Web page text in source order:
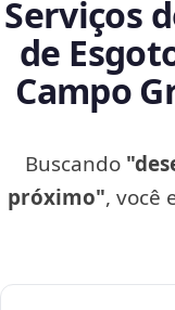
Serviços
de
Campo
Buscando
próximo", você